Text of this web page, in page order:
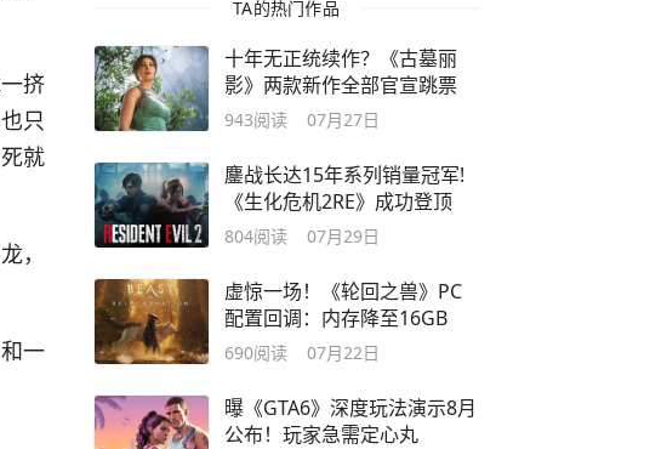
挤
只
就
，
一
TA的热门作品
十年无正统续作？《古墓丽
影》两款新作全部官宣跳票
943阅读 07月27日
鏖战长达15年系列销量冠军!
《生化危机2RE》成功登顶
804阅读 07月29日
虚惊一场！《轮回之兽》PC
配置回调：内存降至16GB
690阅读 07月22日
曝《GTA6》深度玩法演示8月
公布！玩家急需定心丸